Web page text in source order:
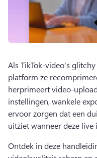
Als TikTok-video's
platform ze
herprimeert video-
instellingen, wankele
ervoor zorgen dat een
uitziet wanneer deze live
Ontdek in deze